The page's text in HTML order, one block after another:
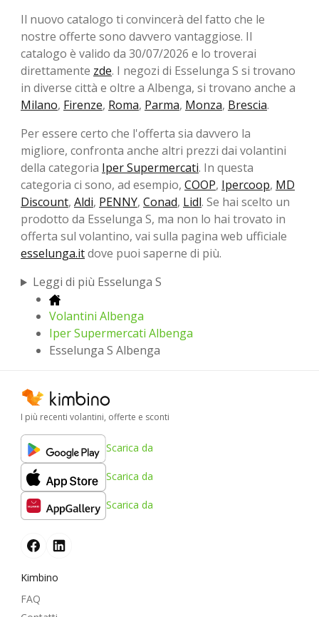
Il nuovo catalogo ti convincerà del fatto che le
nostre offerte sono davvero vantaggiose. Il
catalogo è valido da 30/07/2026 e lo troverai
direttamente zde. I negozi di Esselunga S si trovano
in diverse città e oltre a Albenga, si trovano anche a
Milano, Firenze, Roma, Parma, Monza, Brescia.
Per essere certo che l'offerta sia davvero la
migliore, confronta anche altri prezzi dai volantini
della categoria Iper Supermercati. In questa
categoria ci sono, ad esempio, COOP, Ipercoop, MD
Discount, Aldi, PENNY, Conad, Lidl. Se hai scelto un
prodotto da Esselunga S, ma non lo hai trovato in
offerta sul volantino, vai sulla pagina web ufficiale
esselunga.itdove puoi saperne di più.
Leggi di più Esselunga S
Volantini Albenga
Iper Supermercati Albenga
Esselunga S Albenga
I più recenti volantini, offerte e sconti
Scarica da
Scarica da
Scarica da
Kimbino
FAQ